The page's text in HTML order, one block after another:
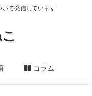
いて発信しています
コラム